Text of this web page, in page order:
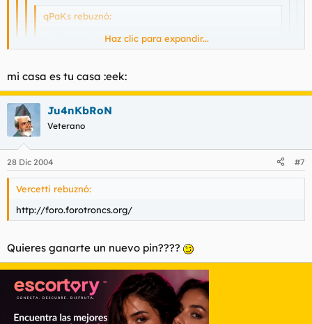
qPaKs rebuznó:
Haz clic para expandir...
no tienes nariz :eek:Haz clic para expandir...
tus gafas molan :eek:
Llevame a neverlan y consigueme unas pequeñinas :eek:
Haz clic para expandir...
mi casa es tu casa :eek:
Ju4nKbRoN
Veterano
28 Dic 2004 #7
Vercetti rebuznó:
http://foro.forotroncs.org/
Quieres ganarte un nuevo pin????